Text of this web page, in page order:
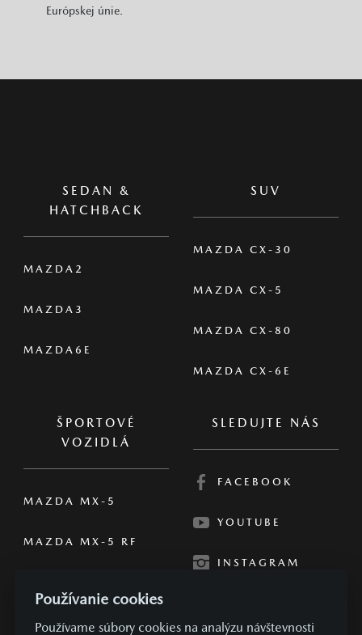
Európskej únie.
SEDAN &
HATCHBACK
MAZDA2
MAZDA3
MAZDA6E
SUV
MAZDA CX-30
MAZDA CX-5
MAZDA CX-80
MAZDA CX-6E
ŠPORTOVÉ
VOZIDLÁ
MAZDA MX-5
MAZDA MX-5 RF
SLEDUJTE NÁS
FACEBOOK
YOUTUBE
INSTAGRAM
Používanie cookies
Používame súbory cookies na analýzu návštevnosti